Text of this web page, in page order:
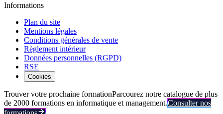
Informations
Plan du site
Mentions légales
Conditions générales de vente
Règlement intérieur
Données personnelles (RGPD)
RSE
Cookies
Trouver votre prochaine formationParcourez notre catalogue de plus
de 2000 formations en informatique et management.Consulter nos